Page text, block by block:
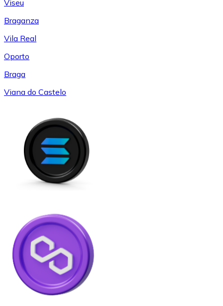
Viseu
Braganza
Vila Real
Oporto
Braga
Viana do Castelo